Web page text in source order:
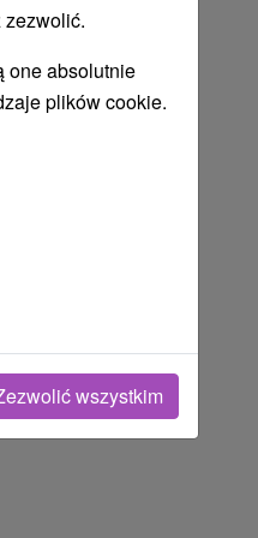
one absolutnie
plików cookie.
wszystkim